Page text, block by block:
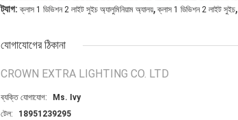
ট্যাগ: ক্লাস 1 ডিভিশন 2 লাইট সুইচ অ্যালুমিনিয়াম অ্যালয়, ক্লাস 1 ডিভিশন 2 লাইট সুইচ,
যোগাযোগের ঠিকানা
CROWN EXTRA LIGHTING CO. LTD
ব্যক্তি যোগাযোগ:
Ms. Ivy
টেল:
18951239295